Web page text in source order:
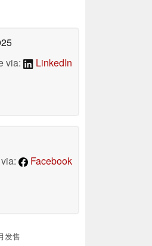
via:
LinkedIn
Facebook
发售